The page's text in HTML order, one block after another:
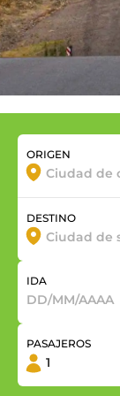
ORIGEN
DESTINO
IDA
PASAJEROS